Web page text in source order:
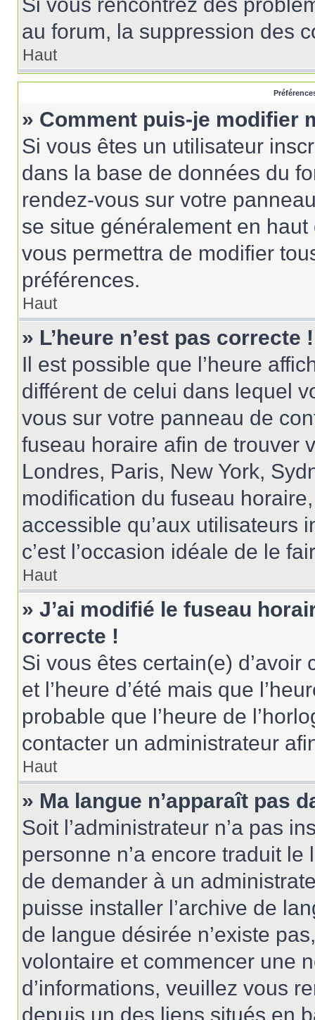
au forum, la suppression des
Haut
» Comment puis-je modifier
Si vous êtes un utilisateur
dans la base de données du
rendez-vous sur votre
se situe généralement en
vous permettra de modifier
préférences.
Haut
» L’heure n’est pas correcte !
Il est possible que l’heure
différent de celui dans lequel
vous sur votre panneau de
fuseau horaire afin de trouver
Londres, Paris, New York,
modification du fuseau
accessible qu’aux utilisateurs
c’est l’occasion idéale de le
Haut
» J’ai modifié le fuseau
correcte !
Si vous êtes certain(e)
et l’heure d’été mais que
probable que l’heure de
contacter un administrateur
Haut
» Ma langue n’apparaît pas
Soit l’administrateur n’a pas
personne n’a encore traduit
de demander à un
puisse installer l’archive de
de langue désirée n’existe
volontaire et commencer une
d’informations, veuillez vous
depuis un des liens situés en